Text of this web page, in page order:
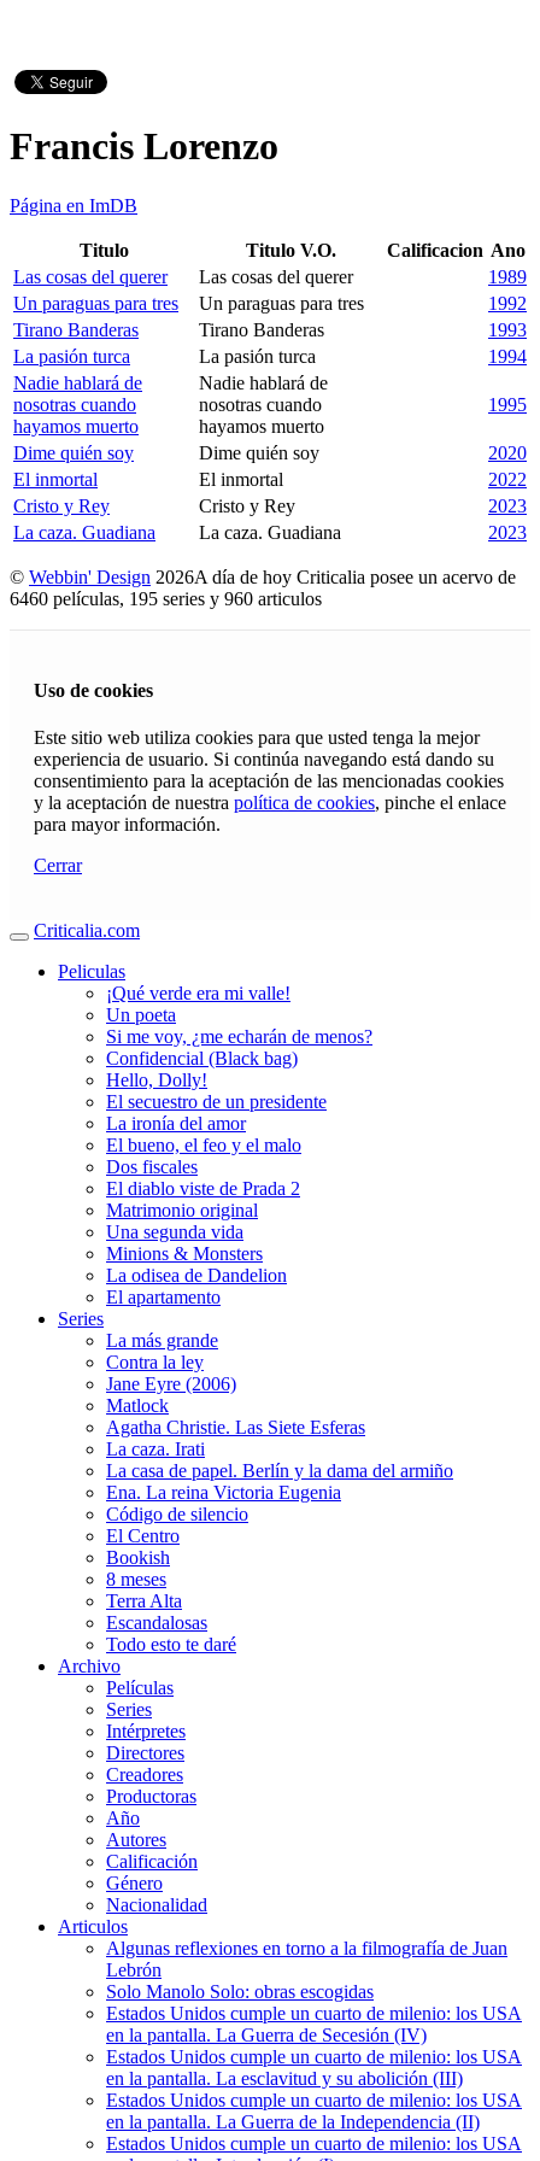
Francis Lorenzo
Página en ImDB
Titulo Titulo V.O. Calificacion Ano
Las cosas del querer
Las cosas del querer
1989
Un paraguas para tres
Un paraguas para tres
1992
Tirano Banderas
Tirano Banderas
1993
La pasión turca
La pasión turca
1994
Nadie hablará de
nosotras cuando
hayamos muerto
Nadie hablará de
nosotras cuando
hayamos muerto
1995
Dime quién soy Dime quién soy
2020
El inmortal
El inmortal
2022
Cristo y Rey
Cristo y Rey
2023
La caza. Guadiana
La caza. Guadiana 2023
© Webbin' Design 2026A día de hoy Criticalia posee un acervo de
6460 películas, 195 series y 960 articulos
Uso de cookies
Este sitio web utiliza cookies para que usted tenga la mejor
experiencia de usuario. Si continúa navegando está dando su
consentimiento para la aceptación de las mencionadas cookies
y la aceptación de nuestra política de cookies, pinche el enlace
para mayor información.
Cerrar
Criticalia.com
Peliculas
¡Qué verde era mi valle!
Un poeta
Si me voy, ¿me echarán de menos?
Confidencial (Black bag)
Hello, Dolly!
El secuestro de un presidente
La ironía del amor
El bueno, el feo y el malo
Dos fiscales
El diablo viste de Prada 2
Matrimonio original
Una segunda vida
Minions & Monsters
La odisea de Dandelion
El apartamento
Series
La más grande
Contra la ley
Jane Eyre (2006)
Matlock
Agatha Christie. Las Siete Esferas
La caza. Irati
La casa de papel. Berlín y la dama del armiño
Ena. La reina Victoria Eugenia
Código de silencio
El Centro
Bookish
8 meses
Terra Alta
Escandalosas
Todo esto te daré
Archivo
Películas
Series
Intérpretes
Directores
Creadores
Productoras
Año
Autores
Calificación
Género
Nacionalidad
Articulos
Algunas reflexiones en torno a la filmografía de Juan
Lebrón
Solo Manolo Solo: obras escogidas
Estados Unidos cumple un cuarto de milenio: los USA
en la pantalla. La Guerra de Secesión (IV)
Estados Unidos cumple un cuarto de milenio: los USA
en la pantalla. La esclavitud y su abolición (III)
Estados Unidos cumple un cuarto de milenio: los USA
en la pantalla. La Guerra de la Independencia (II)
Estados Unidos cumple un cuarto de milenio: los USA